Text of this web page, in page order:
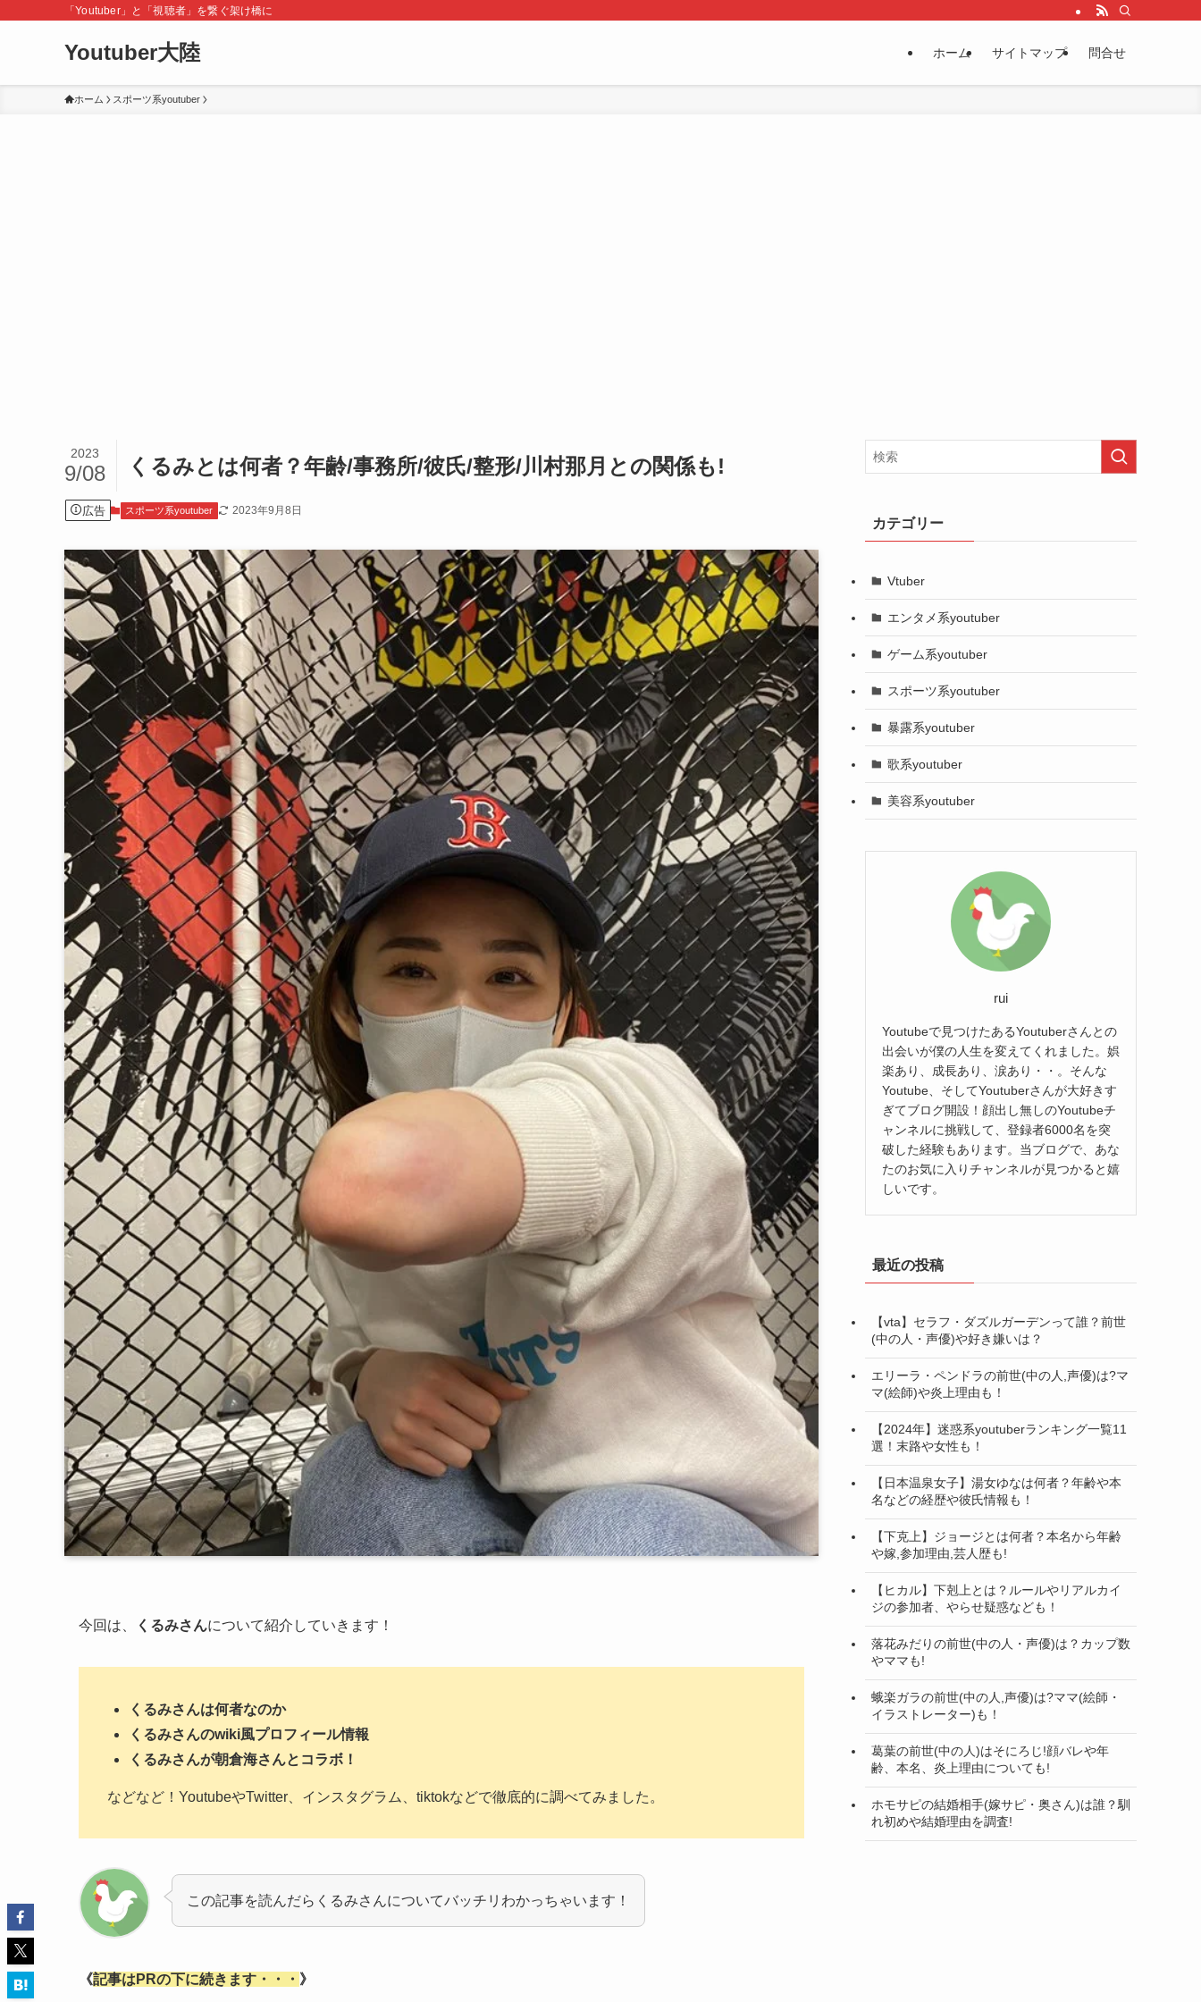
「Youtuber」と「視聴者」を繋ぐ架け橋に
Youtuber大陸 ホーム サイトマップ 問合せ
ホーム スポーツ系youtuber
くるみとは何者？年齢/事務所/彼氏/整形/川村那月との関係も!
2023
9/08
広告 スポーツ系youtuber 2023年9月8日
今回は、 くるみさんについて紹介していきます！
くるみさんは何者なのか
くるみさんのwiki風プロフィール情報
くるみさんが朝倉海さんとコラボ！
などなど！YoutubeやTwitter、インスタグラム、tiktokなどで徹底的に調べてみました。
この記事を読んだらくるみさんについてバッチリわかっちゃいます！
《記事はPRの下に続きます・・・ 》
カテゴリー
Vtuber
エンタメ系youtuber
ゲーム系youtuber
スポーツ系youtuber
暴露系youtuber
歌系youtuber
美容系youtuber
rui
Youtubeで見つけたあるYoutuberさんとの
出会いが僕の人生を変えてくれました。娯
楽あり、成長あり、涙あり・・。そんな
Youtube、そしてYoutuberさんが大好きす
ぎてブログ開設！顔出し無しのYoutubeチ
ャンネルに挑戦して、登録者6000名を突
破した経験もあります。当ブログで、あな
たのお気に入りチャンネルが見つかると嬉
しいです。
最近の投稿
【vta】セラフ・ダズルガーデンって誰？前世
(中の人・声優)や好き嫌いは？
エリーラ・ペンドラの前世(中の人,声優)は?マ
マ(絵師)や炎上理由も！
【2024年】迷惑系youtuberランキング一覧11
選！末路や女性も！
【日本温泉女子】湯女ゆなは何者？年齢や本
名などの経歴や彼氏情報も！
【下克上】ジョージとは何者？本名から年齢
や嫁,参加理由,芸人歴も!
【ヒカル】下剋上とは？ルールやリアルカイ
ジの参加者、やらせ疑惑なども！
落花みだりの前世(中の人・声優)は？カップ数
やママも!
蛾楽ガラの前世(中の人,声優)は?ママ(絵師・
イラストレーター)も！
葛葉の前世(中の人)はそにろじ!顔バレや年
齢、本名、炎上理由についても!
ホモサピの結婚相手(嫁サピ・奥さん)は誰？馴
れ初めや結婚理由を調査!